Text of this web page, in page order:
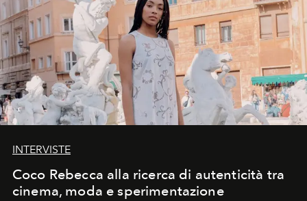
INTERVISTE
Coco Rebecca alla ricerca di autenticità tra
cinema, moda e sperimentazione